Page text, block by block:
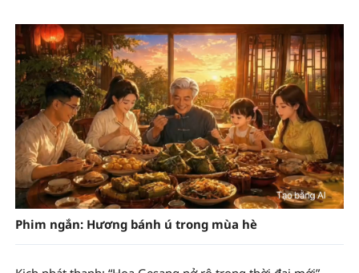
Phim ngắn: Hương bánh ú trong mùa hè